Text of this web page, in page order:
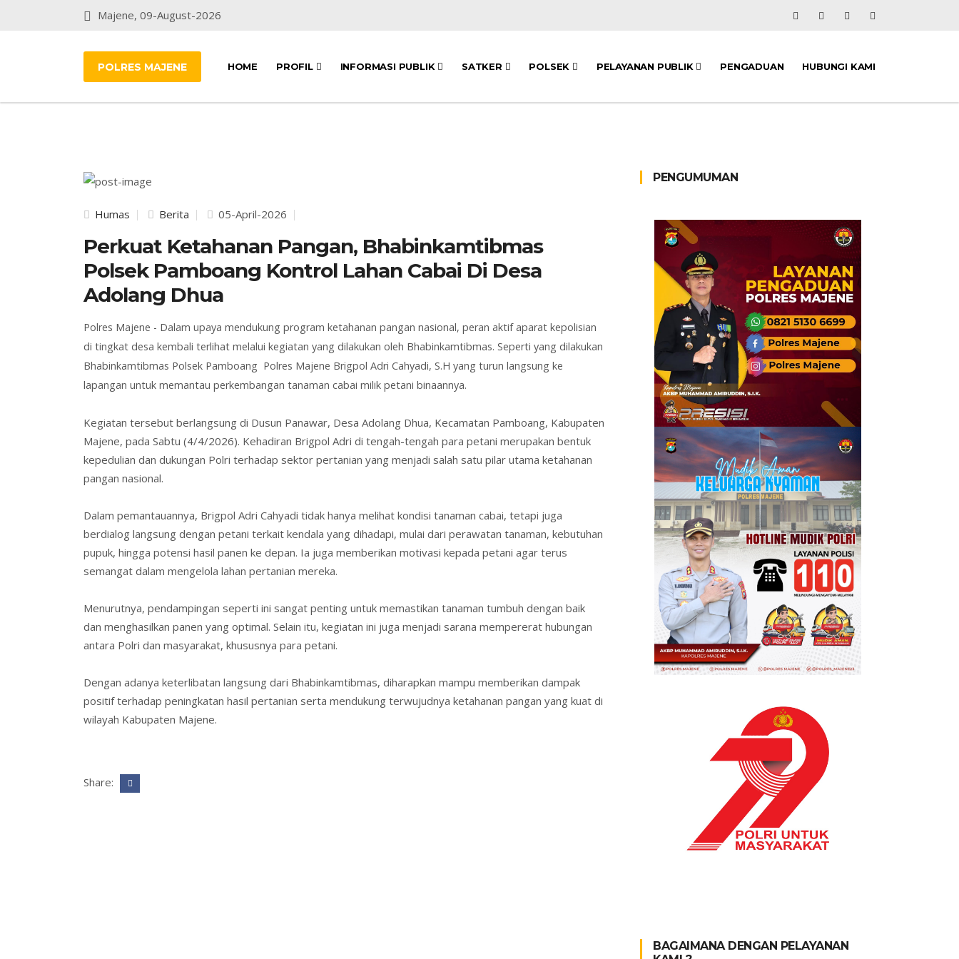
Majene, 09-August-2026
POLRES MAJENE HOME PROFIL INFORMASI PUBLIK SATKER POLSEK PELAYANAN PUBLIK PENGADUAN HUBUNGI KAMI
Humas Berita 05-April-2026
Perkuat Ketahanan Pangan, Bhabinkamtibmas
Polsek Pamboang Kontrol Lahan Cabai Di Desa
Adolang Dhua
Polres Majene - Dalam upaya mendukung program ketahanan pangan nasional, peran aktif aparat kepolisian
di tingkat desa kembali terlihat melalui kegiatan yang dilakukan oleh Bhabinkamtibmas. Seperti yang dilakukan
Bhabinkamtibmas Polsek Pamboang Polres Majene Brigpol Adri Cahyadi, S.H yang turun langsung ke
lapangan untuk memantau perkembangan tanaman cabai milik petani binaannya.
Kegiatan tersebut berlangsung di Dusun Panawar, Desa Adolang Dhua, Kecamatan Pamboang, Kabupaten
Majene, pada Sabtu (4/4/2026). Kehadiran Brigpol Adri di tengah-tengah para petani merupakan bentuk
kepedulian dan dukungan Polri terhadap sektor pertanian yang menjadi salah satu pilar utama ketahanan
pangan nasional.
Dalam pemantauannya, Brigpol Adri Cahyadi tidak hanya melihat kondisi tanaman cabai, tetapi juga
berdialog langsung dengan petani terkait kendala yang dihadapi, mulai dari perawatan tanaman, kebutuhan
pupuk, hingga potensi hasil panen ke depan. Ia juga memberikan motivasi kepada petani agar terus
semangat dalam mengelola lahan pertanian mereka.
Menurutnya, pendampingan seperti ini sangat penting untuk memastikan tanaman tumbuh dengan baik
dan menghasilkan panen yang optimal. Selain itu, kegiatan ini juga menjadi sarana mempererat hubungan
antara Polri dan masyarakat, khususnya para petani.
Dengan adanya keterlibatan langsung dari Bhabinkamtibmas, diharapkan mampu memberikan dampak
positif terhadap peningkatan hasil pertanian serta mendukung terwujudnya ketahanan pangan yang kuat di
wilayah Kabupaten Majene.
Share:
PENGUMUMAN
BAGAIMANA DENGAN PELAYANAN